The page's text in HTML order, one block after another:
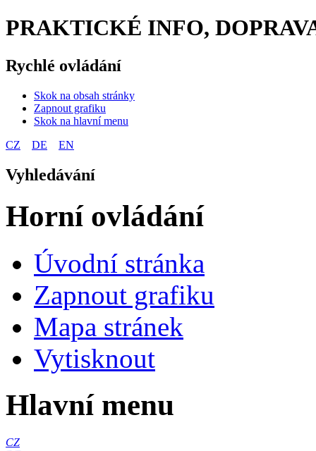
PRAKTICKÉ INFO,
Rychlé ovládání
Skok na obsah stránky
Zapnout grafiku
Skok na hlavní menu
CZ
DE EN
Vyhledávání
Horní ovládání
Úvodní stránka
Zapnout grafiku
Mapa stránek
Vytisknout
Hlavní menu
CZ